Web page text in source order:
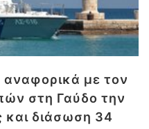
με τον
στη Γαύδο την
και διάσωση 34